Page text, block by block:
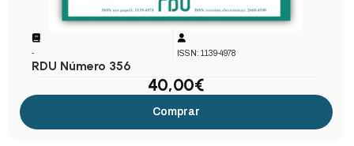
- ISSN: 1139-4978
RDU Número 356
40,00€
Comprar